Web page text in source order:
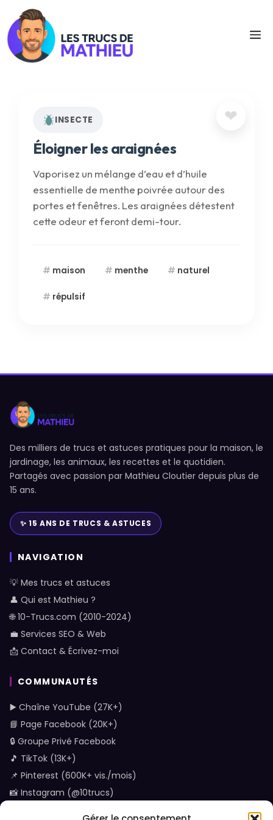
Aller
au
contenu
❤
INSECTE
Éloigner les araignées
Vaporisez un mélange d’eau et d’huile
essentielle de menthe poivrée autour des
portes et fenêtres. Les araignées détestent
cette odeur et feront demi-tour.
maison menthe naturel
répulsif
Des milliers de trucs et astuces pratiques pour la maison, le
jardinage, les animaux, les recettes et le quotidien.
Partagés avec passion par Mathieu Cloutier depuis plus de
15 ans.
✨ 15 ANS DE TRUCS & ASTUCES
NAVIGATION
💡 Mes trucs et astuces
👤 Qui est Mathieu ?
🌐 10-Trucs.com (2010-2024)
💼 Services SEO & Web
📩 Contact & Écrivez-moi
COMMUNAUTÉS
▶️ Chaîne YouTube (27K+)
📘 Page Facebook (20K+)
🔒 Groupe Privé Facebook
🎵 TikTok (13K+)
📌 Pinterest (600K+ vis./mois)
📸 Instagram (@10trucs)